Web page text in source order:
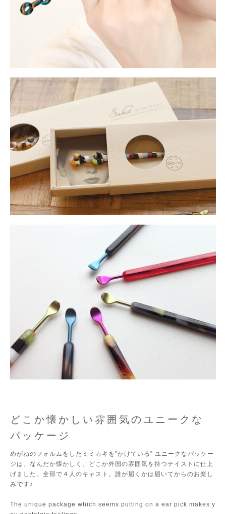
どこか懐かしい雰囲気のユニークな
パッケージ
めがねのフォルムをしたミミカキを”かけている” ユニークなパッケー
ジは、なんだか懐かしく、どこか外国の雰囲気を持つテイストに仕上
げました。全部で４人のキャスト。誰が届くかは届いてからのお楽し
みです♪
The unique package which seems putting on a ear pick makes y